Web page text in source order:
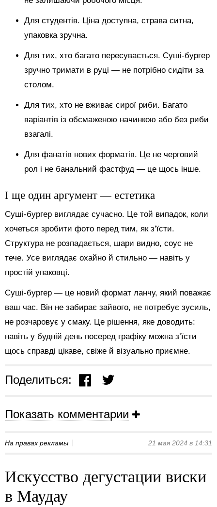
Для студентів. Ціна доступна, страва ситна,
упаковка зручна.
Для тих, хто багато пересувається. Суші-бургер
зручно тримати в руці — не потрібно сидіти за
столом.
Для тих, хто не вживає сирої риби. Багато
варіантів із обсмаженою начинкою або без риби
взагалі.
Для фанатів нових форматів. Це не черговий
рол і не банальний фастфуд — це щось інше.
І ще один аргумент — естетика
Суші-бургер виглядає сучасно. Це той випадок, коли
хочеться зробити фото перед тим, як з’їсти.
Структура не розпадається, шари видно, соус не
тече. Усе виглядає охайно й стильно — навіть у
простій упаковці.
Суші-бургер — це новий формат ланчу, який поважає
ваш час. Він не забирає зайвого, не потребує зусиль,
не розчаровує у смаку. Це рішення, яке доводить:
навіть у будній день посеред графіку можна з’їсти
щось справді цікаве, свіже й візуально приємне.
Поделиться:
Показать комментарии
На правах рекламы 21 мая 2024 в 14:31
Искусство дегустации виски
в Маудау